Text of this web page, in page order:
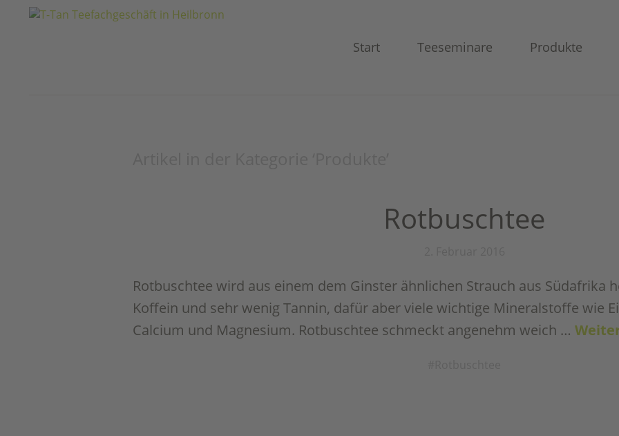
Start Teeseminare Produkte
Rotbuschtee
Rotbuschtee wird aus einem dem Ginster ähnlichen Strauch aus Südafrika
Koffein und sehr wenig Tannin, dafür aber viele wichtige Mineralstoffe wie
Calcium und Magnesium. Rotbuschtee schmeckt angenehm weich …